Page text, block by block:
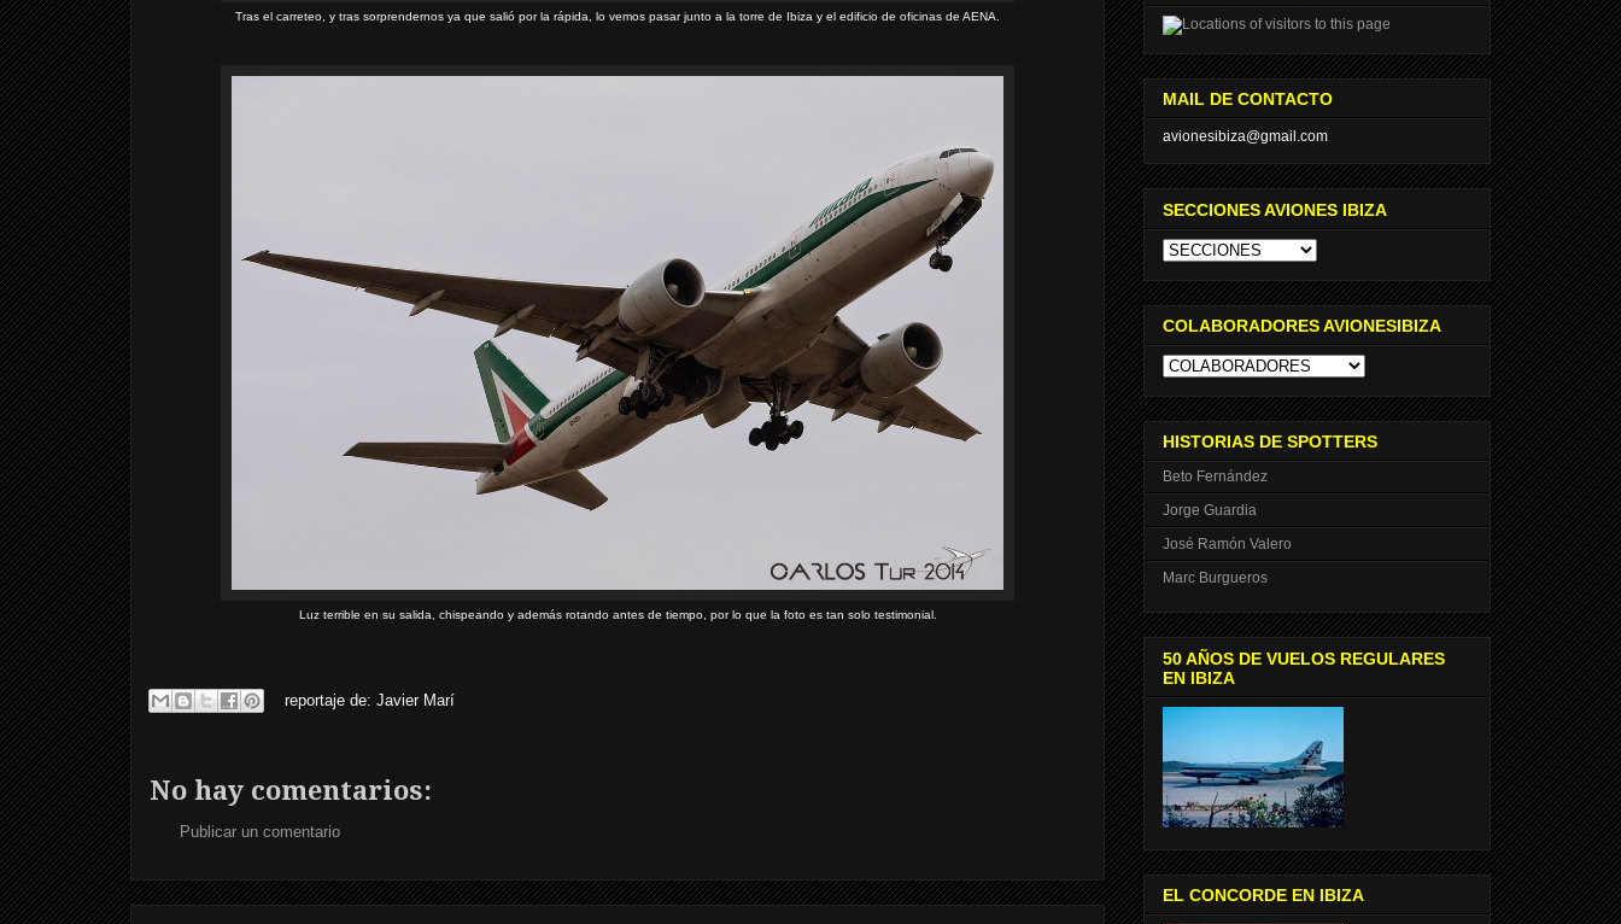
Tras el carreteo, y tras sorprendernos ya que salió por la rápida, lo vemos pasar junto a la torre de Ibiza y el edificio de oficinas de AENA.
Luz terrible en su salida, chispeando y además rotando antes de tiempo, por lo que la foto es tan solo testimonial.
reportaje de: Javier Marí
No hay comentarios:
Publicar un comentario
MAIL DE CONTACTO
avionesibiza@gmail.com
SECCIONES AVIONES IBIZA
COLABORADORES AVIONESIBIZA
HISTORIAS DE SPOTTERS
Beto Fernández
Jorge Guardia
José Ramón Valero
Marc Burgueros
50 AÑOS DE VUELOS REGULARES
EN IBIZA
EL CONCORDE EN IBIZA